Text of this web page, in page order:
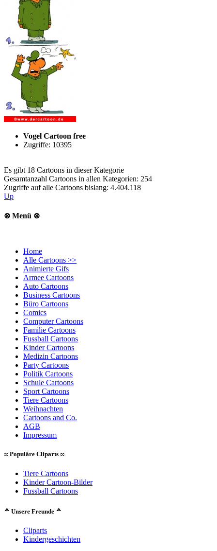
Vogel Cartoon free
Zugriffe: 10395
Es gibt 18 Cartoons in dieser Kategorie
Gesamtanzahl Cartoons in allen Kategorien: 254
Zugriffe auf alle Cartoons bislang: 4.404.118
Up
⊗ Menü ⊗
Home
Alle Cartoons >>
Animierte Gifs
Armee Cartoons
Auto Cartoons
Business Cartoons
Büro Cartoons
Comics
Computer Cartoons
Familie Cartoons
Fussball Cartoons
Kinder Cartoons
Medizin Cartoons
Party Cartoons
Politik Cartoons
Schule Cartoons
Sport Cartoons
Tiere Cartoons
Weihnachten
Cartoons and Co.
AGB
Impressum
∞ Populäre Cliparts ∞
Tiere Cartoons
Kinder Cartoon-Bilder
Fussball Cartoons
ᅀ Unsere Freunde ᅀ
Cliparts
Kindergeschichten